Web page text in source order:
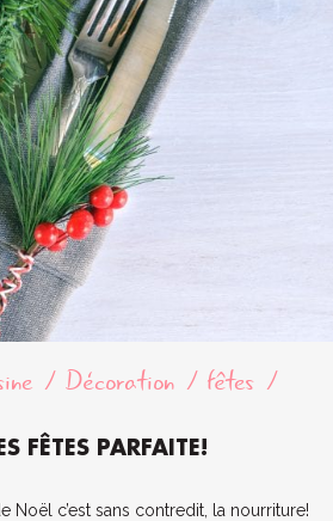
Décoration fêtes
FÊTES PARFAITE!
Noël c’est sans contredit, la nourriture!